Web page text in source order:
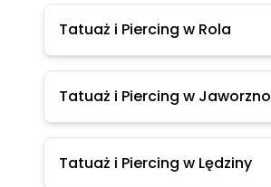
Tatuaż i Piercing w Rola
Tatuaż i Piercing w Jaworzno
Tatuaż i Piercing w Lędziny